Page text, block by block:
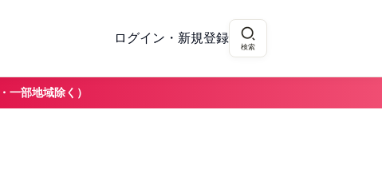
ログイン・新規登録
検索
一部地域除く）